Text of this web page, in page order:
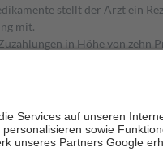
stellt der Arzt ein
mit.
in Höhe von zehn
auch für Online-Apotheken.
für ihre eigene
vollendeten 18. Lebensjahr
Früherkennung, die von der